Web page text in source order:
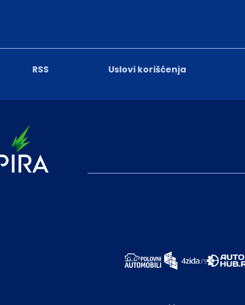
RSS Uslovi korišćenja